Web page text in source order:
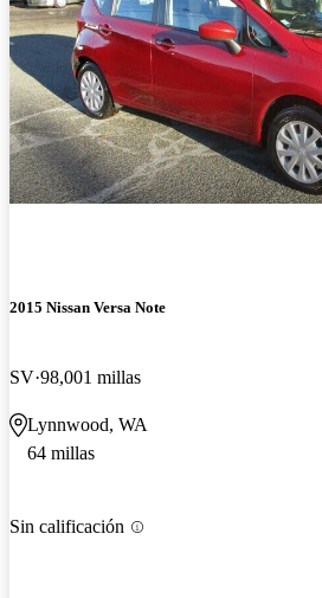
2015 Nissan Versa Note
SV 98,001 millas
Lynnwood, WA
64 millas
Sin calificación